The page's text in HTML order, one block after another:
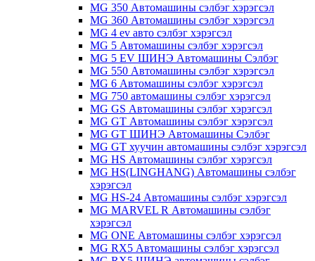
MG 350 Автомашины сэлбэг хэрэгсэл
MG 360 Автомашины сэлбэг хэрэгсэл
MG 4 ev авто сэлбэг хэрэгсэл
MG 5 Автомашины сэлбэг хэрэгсэл
MG 5 EV ШИНЭ Автомашины Сэлбэг
MG 550 Автомашины сэлбэг хэрэгсэл
MG 6 Автомашины сэлбэг хэрэгсэл
MG 750 автомашины сэлбэг хэрэгсэл
MG GS Автомашины сэлбэг хэрэгсэл
MG GT Автомашины сэлбэг хэрэгсэл
MG GT ШИНЭ Автомашины Сэлбэг
MG GT хуучин автомашины сэлбэг хэрэгсэл
MG HS Автомашины сэлбэг хэрэгсэл
MG HS(LINGHANG) Автомашины сэлбэг
хэрэгсэл
MG HS-24 Автомашины сэлбэг хэрэгсэл
MG MARVEL R Автомашины сэлбэг
хэрэгсэл
MG ONE Автомашины сэлбэг хэрэгсэл
MG RX5 Автомашины сэлбэг хэрэгсэл